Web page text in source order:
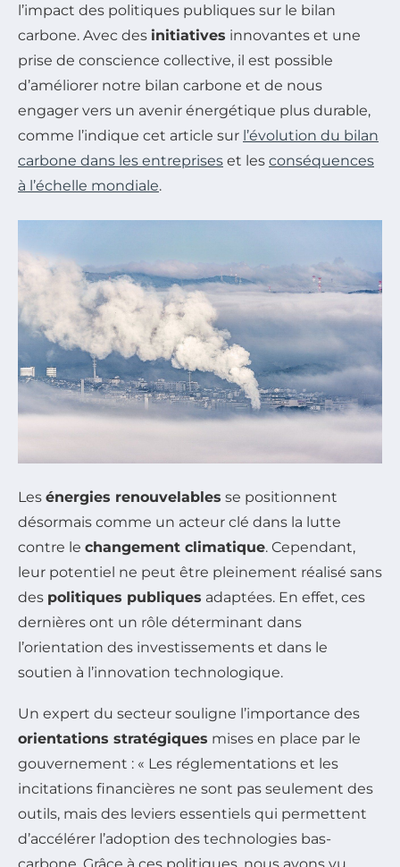
l’impact des politiques publiques sur le bilan
carbone. Avec des initiatives innovantes et une
prise de conscience collective, il est possible
d’améliorer notre bilan carbone et de nous
engager vers un avenir énergétique plus durable,
comme l’indique cet article sur l’évolution du bilan
carbone dans les entreprises et les conséquences
à l’échelle mondiale.
Les énergies renouvelables se positionnent
désormais comme un acteur clé dans la lutte
contre le changement climatique. Cependant,
leur potentiel ne peut être pleinement réalisé sans
des politiques publiques adaptées. En effet, ces
dernières ont un rôle déterminant dans
l’orientation des investissements et dans le
soutien à l’innovation technologique.
Un expert du secteur souligne l’importance des
orientations stratégiques mises en place par le
gouvernement : « Les réglementations et les
incitations financières ne sont pas seulement des
outils, mais des leviers essentiels qui permettent
d’accélérer l’adoption des technologies bas-
carbone. Grâce à ces politiques, nous avons vu